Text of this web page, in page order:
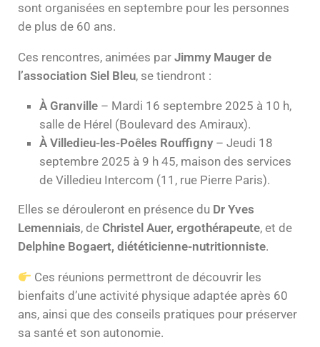
sont organisées en septembre pour les personnes
de plus de 60 ans.
Ces rencontres, animées par Jimmy Mauger de
l’association Siel Bleu, se tiendront :
À Granville – Mardi 16 septembre 2025 à 10 h,
salle de Hérel (Boulevard des Amiraux).
À Villedieu-les-Poêles Rouffigny– Jeudi 18
septembre 2025 à 9 h 45, maison des services
de Villedieu Intercom (11, rue Pierre Paris).
Elles se dérouleront en présence du Dr Yves
Lemenniais, de Christel Auer, ergothérapeute, et de
Delphine Bogaert, diététicienne-nutritionniste.
Ces réunions permettront de découvrir les
bienfaits d’une activité physique adaptée après 60
ans, ainsi que des conseils pratiques pour préserver
sa santé et son autonomie.